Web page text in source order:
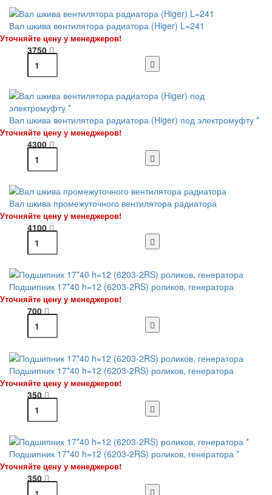
Вал шкива вентилятора радиатора (Higer) L=241
Уточняйте цену у менеджеров!
3750
Вал шкива вентилятора радиатора (Higer) под электромуфту *
Уточняйте цену у менеджеров!
4300
Вал шкива промежуточного вентилятора радиатора
Уточняйте цену у менеджеров!
4100
Подшипник 17*40 h=12 (6203-2RS) роликов, генератора
Уточняйте цену у менеджеров!
700
Подшипник 17*40 h=12 (6203-2RS) роликов, генератора
Уточняйте цену у менеджеров!
350
Подшипник 17*40 h=12 (6203-2RS) роликов, генератора *
Уточняйте цену у менеджеров!
350